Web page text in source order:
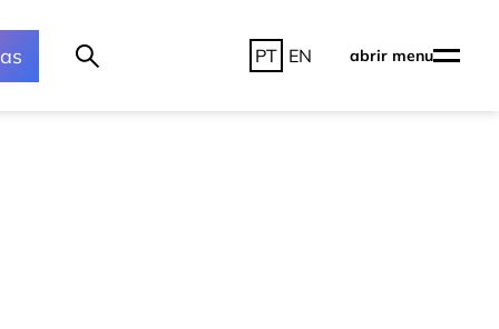
PT EN abrir menu